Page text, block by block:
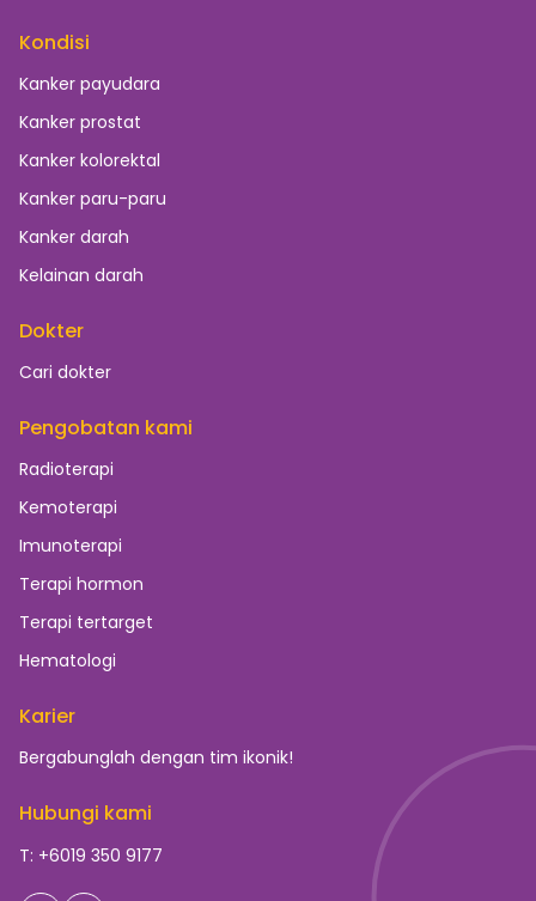
Kondisi
Kanker payudara
Kanker prostat
Kanker kolorektal
Kanker paru-paru
Kanker darah
Kelainan darah
Dokter
Cari dokter
Pengobatan kami
Radioterapi
Kemoterapi
Imunoterapi
Terapi hormon
Terapi tertarget
Hematologi
Karier
Bergabunglah dengan tim ikonik!
Hubungi kami
T: +6019 350 9177